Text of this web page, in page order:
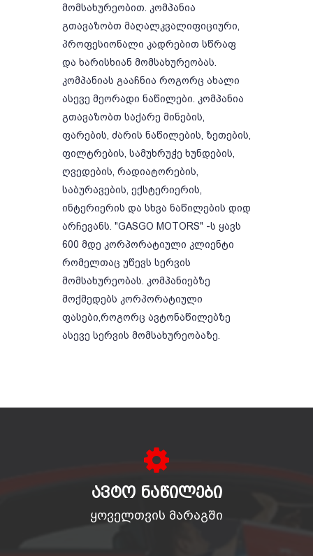
მომსახურეობით. კომპანია
გთავაზობთ მაღალკვალიფიციური,
პროფესიონალი კადრებით სწრაფ
და ხარისხიან მომსახურეობას.
კომპანიას გააჩნია როგორც ახალი
ასევე მეორადი ნაწილები. კომპანია
გთავაზობთ საქარე მინების,
ფარების, ძარის ნაწილების, ზეთების,
ფილტრების, სამუხრუჭე ხუნდების,
ღვედების, რადიატორების,
საბურავების, ექსტერიერის,
ინტერიერის და სხვა ნაწილების დიდ
არჩევანს. "GASGO MOTORS" -ს ყავს
600 მდე კორპორატიული კლიენტი
რომელთაც უწევს სერვის
მომსახურეობას. კომპანიებზე
მოქმედებს კორპორატიული
ფასები,როგორც ავტონაწილებზე
ასევე სერვის მომსახურეობაზე.
ᲐᲕᲢᲝ ᲜᲐᲬᲘᲚᲔᲑᲘ
ყოველთვის მარაგში